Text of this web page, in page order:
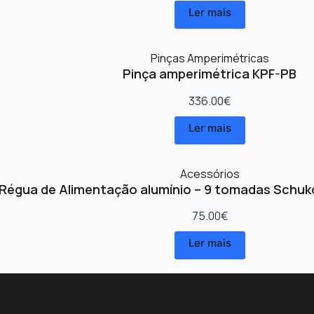
Ler mais
Pinças Amperimétricas
Pinça amperimétrica KPF-PB
336.00€
Ler mais
Acessórios
Régua de Alimentação alumínio – 9 tomadas
75.00€
Ler mais